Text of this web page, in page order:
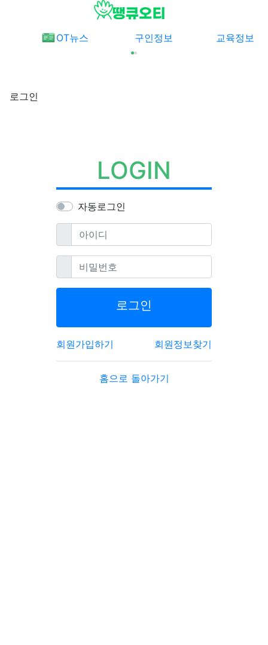
OT뉴스 구인정보 교육정보
로그인
LOGIN
자동로그인
아이디필수
비밀번호필수
로그인
회원가입하기 회원정보찾기
홈으로 돌아가기